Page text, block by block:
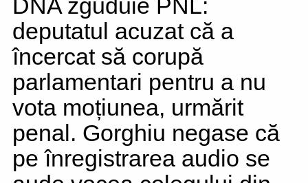
DNA zguduie PNL:
deputatul acuzat că a
încercat să corupă
parlamentari pentru a nu
vota moțiunea, urmărit
penal. Gorghiu negase că
pe înregistrarea audio se